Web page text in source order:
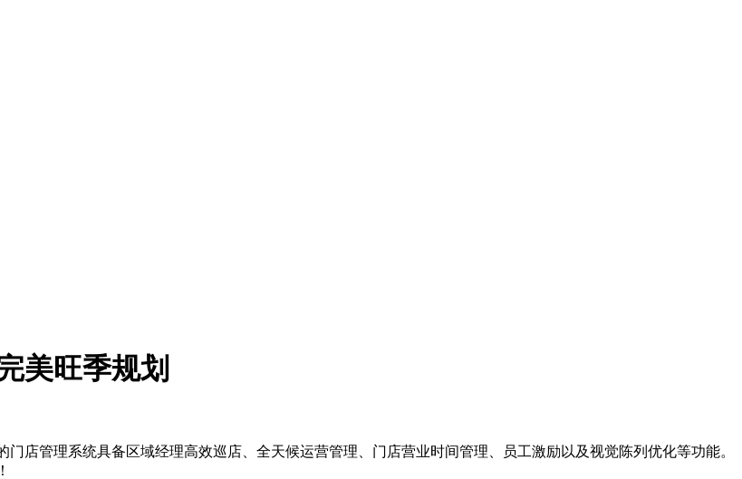
美旺季规划
店管理系统具备区域经理高效巡店、全天候运营管理、门店营业时间管理、员工激励以及视觉陈列优化等功能。